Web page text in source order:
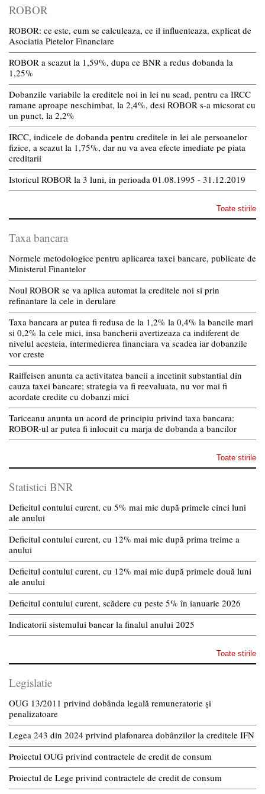
ROBOR
ROBOR: ce este, cum se calculeaza, ce il influenteaza, explicat de
Asociatia Pietelor Financiare
ROBOR a scazut la 1,59%, dupa ce BNR a redus dobanda la
1,25%
Dobanzile variabile la creditele noi in lei nu scad, pentru ca IRCC
ramane aproape neschimbat, la 2,4%, desi ROBOR s-a micsorat cu
un punct, la 2,2%
IRCC, indicele de dobanda pentru creditele in lei ale persoanelor
fizice, a scazut la 1,75%, dar nu va avea efecte imediate pe piata
creditarii
Istoricul ROBOR la 3 luni, in perioada 01.08.1995 - 31.12.2019
Toate stirile
Taxa bancara
Normele metodologice pentru aplicarea taxei bancare, publicate de
Ministerul Finantelor
Noul ROBOR se va aplica automat la creditele noi si prin
refinantare la cele in derulare
Taxa bancara ar putea fi redusa de la 1,2% la 0,4% la bancile mari
si 0,2% la cele mici, insa bancherii avertizeaza ca indiferent de
nivelul acesteia, intermedierea financiara va scadea iar dobanzile
vor creste
Raiffeisen anunta ca activitatea bancii a incetinit substantial din
cauza taxei bancare; strategia va fi reevaluata, nu vor mai fi
acordate credite cu dobanzi mici
Tariceanu anunta un acord de principiu privind taxa bancara:
ROBOR-ul ar putea fi inlocuit cu marja de dobanda a bancilor
Toate stirile
Statistici BNR
Deficitul contului curent, cu 5% mai mic după primele cinci luni
ale anului
Deficitul contului curent, cu 12% mai mic după prima treime a
anului
Deficitul contului curent, cu 12% mai mic după primele două luni
ale anului
Deficitul contului curent, scădere cu peste 5% în ianuarie 2026
Indicatorii sistemului bancar la finalul anului 2025
Toate stirile
Legislatie
OUG 13/2011 privind dobânda legală remuneratorie și
penalizatoare
Legea 243 din 2024 privind plafonarea dobânzilor la creditele IFN
Proiectul OUG privind contractele de credit de consum
Proiectul de Lege privind contractele de credit de consum